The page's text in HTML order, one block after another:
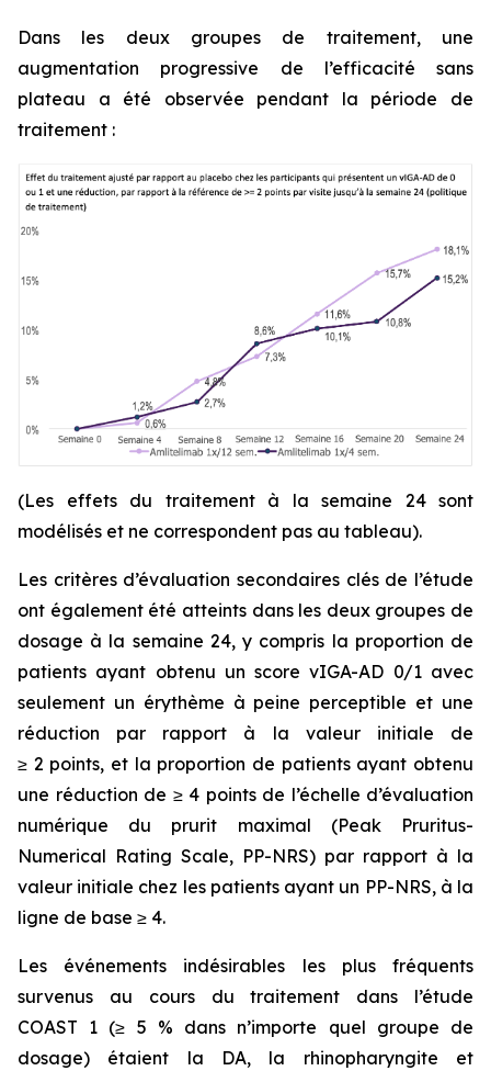
Dans les deux groupes de traitement, une
augmentation progressive de l’efficacité sans
plateau a été observée pendant la période de
traitement :
(Les effets du traitement à la semaine 24 sont
modélisés et ne correspondent pas au tableau).
Les critères d’évaluation secondaires clés de l’étude
ont également été atteints dans les deux groupes de
dosage à la semaine 24, y compris la proportion de
patients ayant obtenu un score vIGA-AD 0/1 avec
seulement un érythème à peine perceptible et une
réduction par rapport à la valeur initiale de
≥ 2 points, et la proportion de patients ayant obtenu
une réduction de ≥ 4 points de l’échelle d’évaluation
numérique du prurit maximal (Peak Pruritus-
Numerical Rating Scale, PP-NRS) par rapport à la
valeur initiale chez les patients ayant un PP-NRS, à la
ligne de base ≥ 4.
Les événements indésirables les plus fréquents
survenus au cours du traitement dans l’étude
COAST 1 (≥ 5 % dans n’importe quel groupe de
dosage) étaient la DA, la rhinopharyngite et